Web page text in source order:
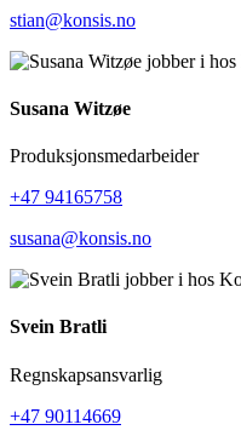
stian@konsis.no
Susana Witzøe
Produksjonsmedarbeider
+47 94165758
susana@konsis.no
Svein Bratli
Regnskapsansvarlig
+47 90114669